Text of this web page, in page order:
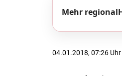
Mehr
04.01.2018, 07:26 Uhr